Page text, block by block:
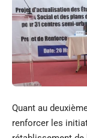
Quant au
renforcer les